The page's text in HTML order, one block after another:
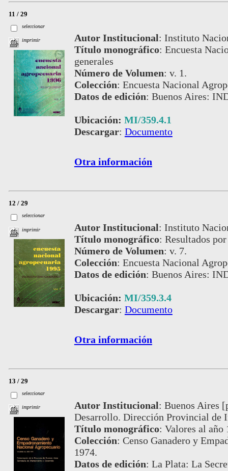
11 / 29
seleccionar
imprimir Autor Institucional: Instituto
Título monográfico: Encuesta
generales
Número de Volumen: v. 1.
Colección: Encuesta Nacional
Datos de edición: Buenos Aires:
Ubicación: MI/359.4.1
Descargar: Documento
Otra información
12 / 29
seleccionar
imprimir Autor Institucional: Instituto
Título monográfico: Resultados
Número de Volumen: v. 7.
Colección: Encuesta Nacional
Datos de edición: Buenos Aires:
Ubicación: MI/359.3.4
Descargar: Documento
Otra información
13 / 29
seleccionar
imprimir Autor Institucional: Buenos Aires
Desarrollo. Dirección Provincial de
Título monográfico: Valores al año
Colección: Censo Ganadero y
1974.
Datos de edición: La Plata: La